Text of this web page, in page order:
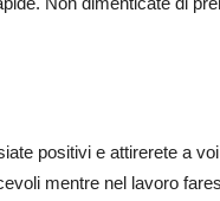
positivi e attirerete a
mentre nel lavoro